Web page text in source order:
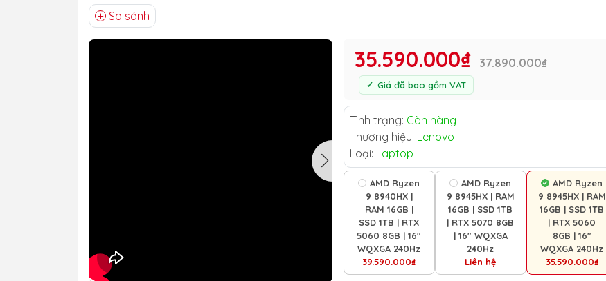
So sánh
35.590.000₫ 37.890.000₫
Giá đã bao gồm VAT
Tình trạng: Còn hàng
Thương hiệu: Lenovo
Loại: Laptop
AMD Ryzen
9 8940HX |
RAM 16GB |
SSD 1TB | RTX
5060 8GB | 16"
WQXGA 240Hz
39.590.000₫
AMD Ryzen
9 8945HX | RAM
16GB | SSD 1TB
| RTX 5070 8GB
| 16" WQXGA
240Hz
Liên hệ
AMD Ryzen
9 8945HX | RAM
16GB | SSD 1TB
| RTX 5060
8GB | 16"
WQXGA 240Hz
35.590.000₫